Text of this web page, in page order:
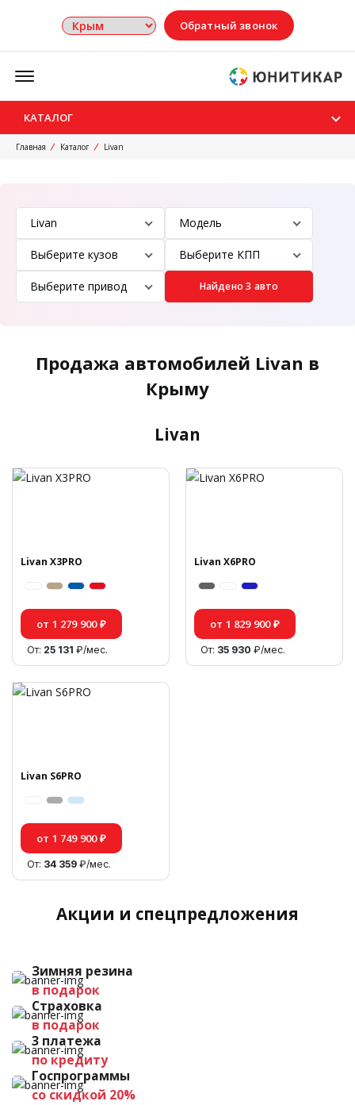
Обратный звонок
КАТАЛОГ
Главная Каталог Livan
Найдено 3 авто
Продажа автомобилей Livan в
Крыму
Livan
Livan X3PRO
от 1 279 900 ₽
От: 25 131 ₽/мес.
Livan X6PRO
от 1 829 900 ₽
От: 35 930 ₽/мес.
Livan S6PRO
от 1 749 900 ₽
От: 34 359 ₽/мес.
Акции и спецпредложения
Зимняя резина
в подарок
Страховка
в подарок
3 платежа
по кредиту
Госпрограммы
со скидкой 20%